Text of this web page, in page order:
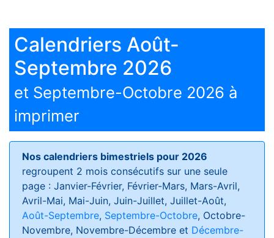
Calendriers Août-
Septembre 2026
et Septembre-Octobre 2026 à
imprimer
Nos calendriers bimestriels pour 2026
regroupent 2 mois consécutifs sur une seule
page : Janvier-Février, Février-Mars, Mars-Avril,
Avril-Mai, Mai-Juin, Juin-Juillet, Juillet-Août,
Août-Septembre, Septembre-Octobre, Octobre-
Novembre, Novembre-Décembre et Décembre-